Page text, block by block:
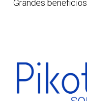
Grandes beneficios